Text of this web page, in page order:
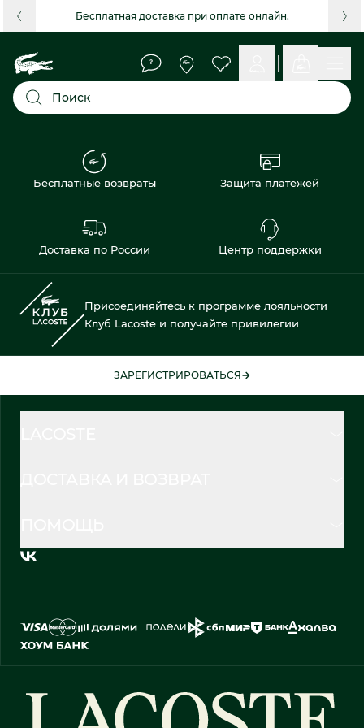
Бесплатная доставка при оплате онлайн.
Поиск
Бесплатные возвраты Защита платежей
Доставка по России Центр поддержки
Присоединяйтесь к программе лояльности
Клуб Lacoste и получайте привилегии
ЗАРЕГИСТРИРОВАТЬСЯ